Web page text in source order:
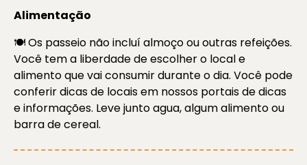
Alimentação
🍽️ Os passeio não incluí almoço ou outras refeições.
Você tem a liberdade de escolher o local e
alimento que vai consumir durante o dia. Você pode
conferir dicas de locais em nossos portais de dicas
e informações. Leve junto agua, algum alimento ou
barra de cereal.